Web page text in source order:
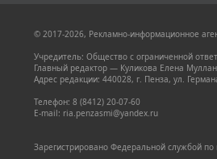
© 2017-2026, Рекламно-информационное
Учредитель: Общество с ограниченной
Главный редактор — Куликова Елена
Адрес редакции: 440028, г. Пенза, ул.
Телефон: 8 (8412) 20-07-60
E-mail: ria.penzasmi@yandex.ru
Зарегистрировано Федеральной службой